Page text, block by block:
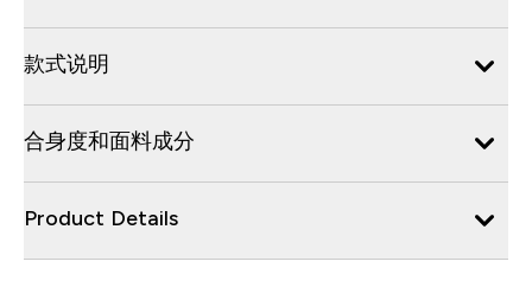
款式说明
合身度和面料成分
Product Details